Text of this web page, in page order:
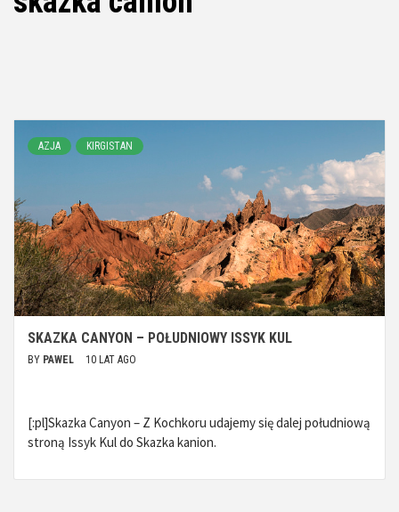
AZJA KIRGISTAN
SKAZKA CANYON – POŁUDNIOWY ISSYK KUL
BY PAWEL 10 LAT AGO
[:pl]Skazka Canyon – Z Kochkoru udajemy się dalej południową
stroną Issyk Kul do Skazka kanion.